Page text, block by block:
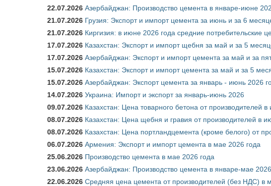
22.07.2026 Азербайджан: Производство цемента в январе-июне
21.07.2026 Грузия: Экспорт и импорт цемента за июнь и за 6
21.07.2026 Киргизия: в июне 2026 года средние потребительские
17.07.2026 Казахстан: Экспорт и импорт щебня за май и за 5
17.07.2026 Азербайджан: Экспорт и импорт цемента за май и за
15.07.2026 Казахстан: Экспорт и импорт цемента за май и за 5
15.07.2026 Азербайджан: Экспорт цемента за январь - июнь 2026
14.07.2026 Украина: Импорт и экспорт за январь-июнь 2026
09.07.2026 Казахстан: Цена товарного бетона от производителей
08.07.2026 Казахстан: Цена щебня и гравия от производителей в
08.07.2026 Казахстан: Цена портландцемента (кроме белого) от
06.07.2026 Армения: Экспорт и импорт цемента в мае 2026 года
25.06.2026 Производство цемента в мае 2026 года
23.06.2026 Азербайджан: Производство цемента в январе-мае
22.06.2026 Средняя цена цемента от производителей (без НДС) в